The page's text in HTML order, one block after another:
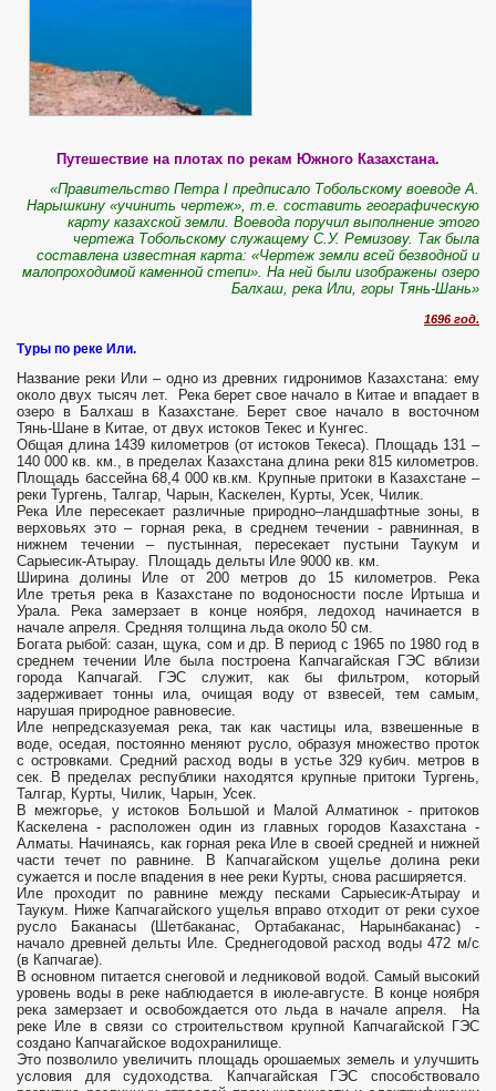
Путешествие на плотах по рекам Южного Казахстана.
«Правительство Петра I предписало Тобольскому воеводе А.
Нарышкину «учинить чертеж», т.е. составить географическую
карту казахской земли. Воевода поручил выполнение этого
чертежа Тобольскому служащему С.У. Ремизову. Так была
составлена известная карта: «Чертеж земли всей безводной и
малопроходимой каменной степи». На ней были изображены озеро
Балхаш, река Или, горы Тянь-Шань»
1696 год.
Туры по реке Или.
Название реки Или – одно из древних гидронимов Казахстана: ему
около двух тысяч лет. Река берет свое начало в Китае и впадает в
озеро в Балхаш в Казахстане. Берет свое начало в восточном
Тянь-Шане в Китае, от двух истоков Текес и Кунгес.
Общая длина 1439 километров (от истоков Текеса). Площадь 131 –
140 000 кв. км., в пределах Казахстана длина реки 815 километров.
Площадь бассейна 68,4 000 кв.км. Крупные притоки в Казахстане –
реки Тургень, Талгар, Чарын, Каскелен, Курты, Усек, Чилик.
Река Иле пересекает различные природно–ландшафтные зоны, в
верховьях это – горная река, в среднем течении - равнинная, в
нижнем течении – пустынная, пересекает пустыни Таукум и
Сарыесик-Атырау. Площадь дельты Иле 9000 кв. км.
Ширина долины Иле от 200 метров до 15 километров. Река
Иле третья река в Казахстане по водоносности после Иртыша и
Урала. Река замерзает в конце ноября, ледоход начинается в
начале апреля. Средняя толщина льда около 50 см.
Богата рыбой: сазан, щука, сом и др. В период с 1965 по 1980 год в
среднем течении Иле была построена Капчагайская ГЭС вблизи
города Капчагай. ГЭС служит, как бы фильтром, который
задерживает тонны ила, очищая воду от взвесей, тем самым,
нарушая природное равновесие.
Иле непредсказуемая река, так как частицы ила, взвешенные в
воде, оседая, постоянно меняют русло, образуя множество проток
с островками. Средний расход воды в устье 329 кубич. метров в
сек. В пределах республики находятся крупные притоки Тургень,
Талгар, Курты, Чилик, Чарын, Усек.
В межгорье, у истоков Большой и Малой Алматинок - притоков
Каскелена - расположен один из главных городов Казахстана -
Алматы. Начинаясь, как горная река Иле в своей средней и нижней
части течет по равнине. В Капчагайском ущелье долина реки
сужается и после впадения в нее реки Курты, снова расширяется.
Иле проходит по равнине между песками Сарыесик-Атырау и
Таукум. Ниже Капчагайского ущелья вправо отходит от реки сухое
русло Баканасы (Шетбаканас, Ортабаканас, Нарынбаканас) -
начало древней дельты Иле. Среднегодовой расход воды 472 м/с
(в Капчагае).
В основном питается снеговой и ледниковой водой. Самый высокий
уровень воды в реке наблюдается в июле-августе. В конце ноября
река замерзает и освобождается ото льда в начале апреля. На
реке Иле в связи со строительством крупной Капчагайской ГЭС
создано Капчагайское водохранилище.
Это позволило увеличить площадь орошаемых земель и улучшить
условия для судоходства. Капчагайская ГЭС способствовало